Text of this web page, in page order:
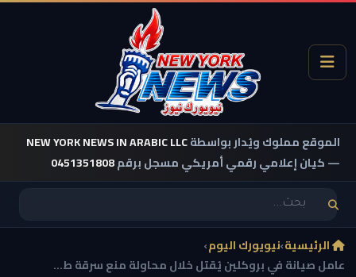
الموقع مملوك ويُدار بواسطةNEW YORK NEWS IN ARABIC LLC
— كيان إعلامي رقمي أمريكي مسجل برقم0451351808
الرئيسية›نيويورك اليوم›
عامل صيانة في بروكلين يُقتل خلال محاولة منع سرقة ط...